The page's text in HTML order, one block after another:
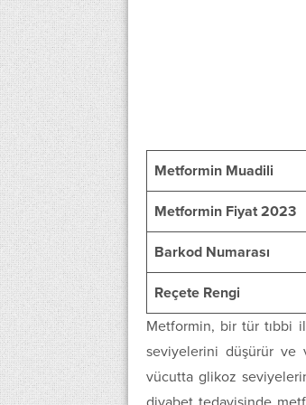
Metformin Muadili
Metformin Fiyat 2023
Barkod Numarası
Reçete Rengi
Metformin, bir tür tıbbi
seviyelerini düşürür ve
vücutta glikoz